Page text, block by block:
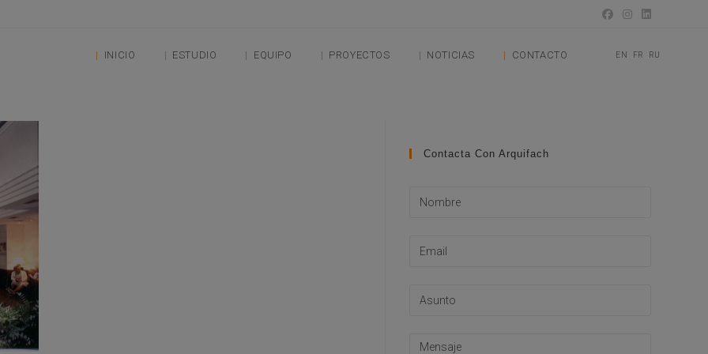
INICIO ESTUDIO EQUIPO PROYECTOS NOTICIAS CONTACTO EN FR RU
Contacta Con Arquifach